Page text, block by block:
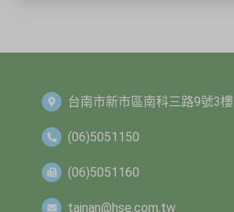
台南市新市區南科三路9號3樓
(06)5051150
(06)5051160
tainan@hse.com.tw